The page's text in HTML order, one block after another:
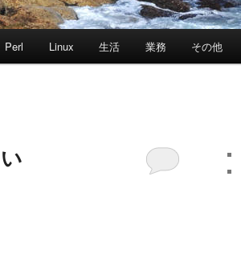
Perl Linux 生活 業務 その他